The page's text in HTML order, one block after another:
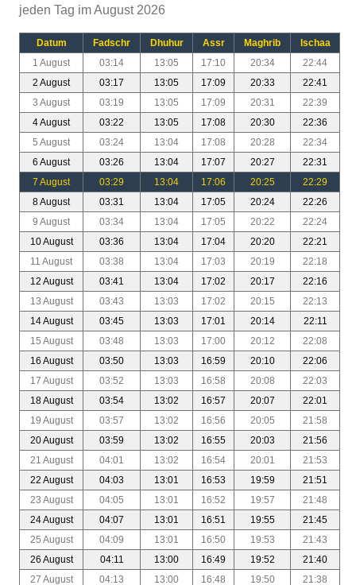
jeden Tag im August 2026
Datum Fadschr Dhuhur Assr Maghrib
Ischaa
1 August
03:14 13:05 17:10 20:34
22:44
2 August
03:17 13:05 17:09 20:33
22:41
3 August
03:19 13:05 17:09 20:31
22:39
4 August
03:22 13:05 17:08 20:30
22:36
5 August
03:24 13:04 17:08 20:28
22:34
6 August
03:26 13:04 17:07 20:27
22:31
7 August
03:29 13:04 17:06 20:25
22:29
8 August
03:31 13:04 17:05 20:24
22:26
9 August
03:34 13:04 17:05 20:22
22:24
10 August
03:36 13:04 17:04 20:20
22:21
11 August
03:38 13:04 17:03 20:19
22:18
12 August
03:41 13:04 17:02 20:17
22:16
13 August
03:43 13:03 17:02 20:15
22:13
14 August
03:45 13:03 17:01 20:14
22:11
15 August
03:48 13:03 17:00 20:12
22:08
16 August
03:50 13:03 16:59 20:10
22:06
17 August
03:52 13:03 16:58 20:08
22:03
18 August
03:54 13:02 16:57 20:07
22:01
19 August
03:57 13:02 16:56 20:05
21:58
20 August
03:59 13:02 16:55 20:03
21:56
21 August
04:01 13:02 16:54 20:01
21:53
22 August
04:03 13:01 16:53 19:59
21:51
23 August
04:05 13:01 16:52 19:57
21:48
24 August
04:07 13:01 16:51 19:55
21:45
25 August
04:09 13:01 16:50 19:53
21:43
26 August
04:11 13:00 16:49 19:52
21:40
27 August
04:13 13:00 16:48 19:50 21:38